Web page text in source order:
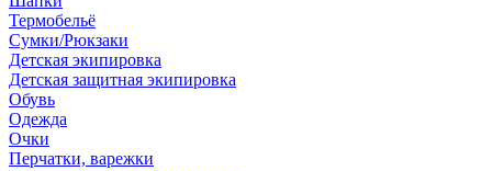
Термобельё
Сумки/Рюкзаки
Детская экипировка
Детская защитная экипировка
Обувь
Одежда
Очки
Перчатки, варежки